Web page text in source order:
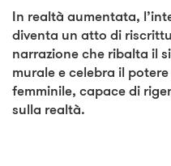
In realtà aumentata,
diventa un atto di
narrazione che ribalta il
murale e celebra il
femminile, capace di
sulla realtà.